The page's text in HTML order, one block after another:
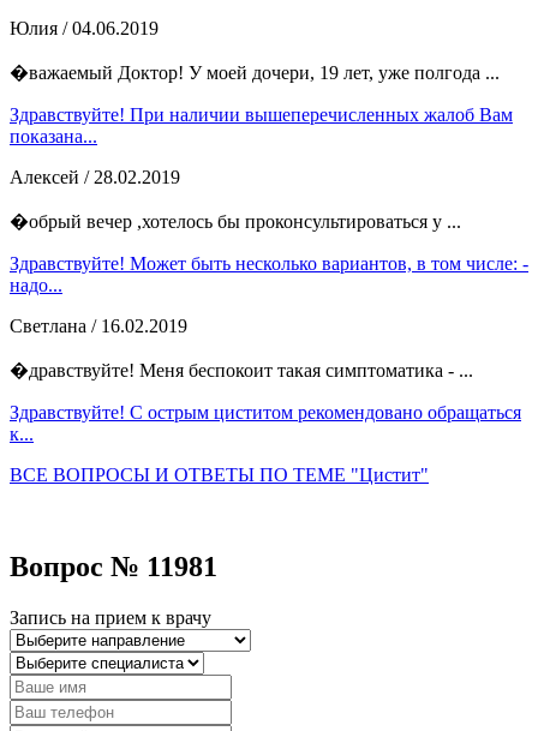
Юлия / 04.06.2019
�важаемый Доктор! У моей дочери, 19 лет, уже полгода ...
Здравствуйте! При наличии вышеперечисленных жалоб Вам
показана...
Алексей / 28.02.2019
�обрый вечер ,хотелось бы проконсультироваться у ...
Здравствуйте! Может быть несколько вариантов, в том числе: -
надо...
Светлана / 16.02.2019
�дравствуйте! Меня беспокоит такая симптоматика - ...
Здравствуйте! С острым циститом рекомендовано обращаться
к...
ВСЕ ВОПРОСЫ И ОТВЕТЫ ПО ТЕМЕ "Цистит"
Вопрос № 11981
Запись на прием к врачу